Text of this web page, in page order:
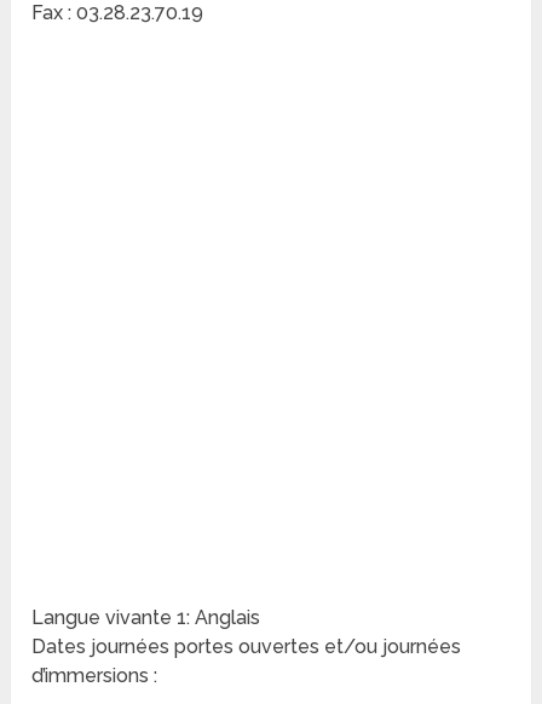
Fax : 03.28.23.70.19
Langue vivante 1: Anglais
Dates journées portes ouvertes et/ou journées
d’immersions :